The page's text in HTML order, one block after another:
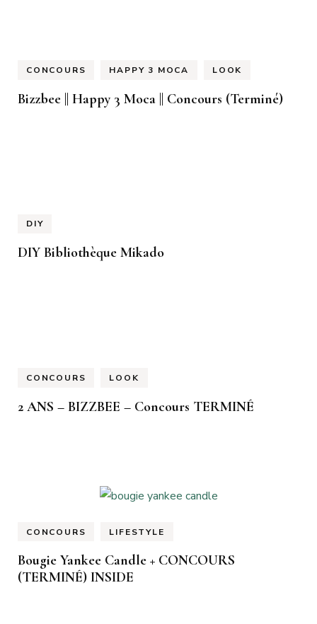
CONCOURS HAPPY 3 MOCA LOOK
Bizzbee || Happy 3 Moca || Concours (Terminé)
DIY
DIY Bibliothèque Mikado
CONCOURS LOOK
2 ANS – BIZZBEE – Concours TERMINÉ
CONCOURS LIFESTYLE
Bougie Yankee Candle + CONCOURS
(TERMINÉ) INSIDE